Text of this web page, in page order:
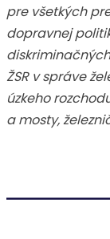
pre všetkých
dopravnej
ŽSR v správe
úzkeho
a mosty,